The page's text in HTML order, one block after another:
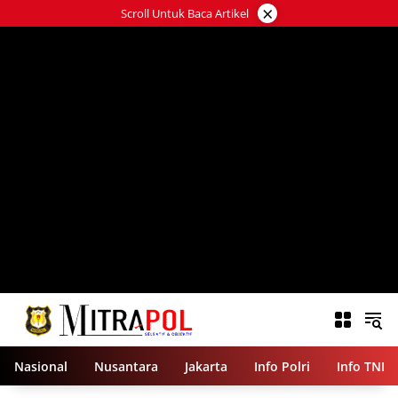
ke
Scroll Untuk Baca Artikel ×
Nasional Nusantara Jakarta Info Polri Info TNI